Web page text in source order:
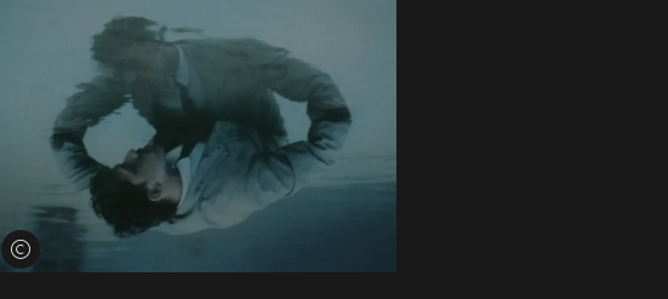
Credits öffnen